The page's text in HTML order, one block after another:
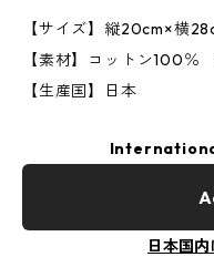
【サイズ】縦20cm×横
【素材】コットン100
【生産国】日本
日本国